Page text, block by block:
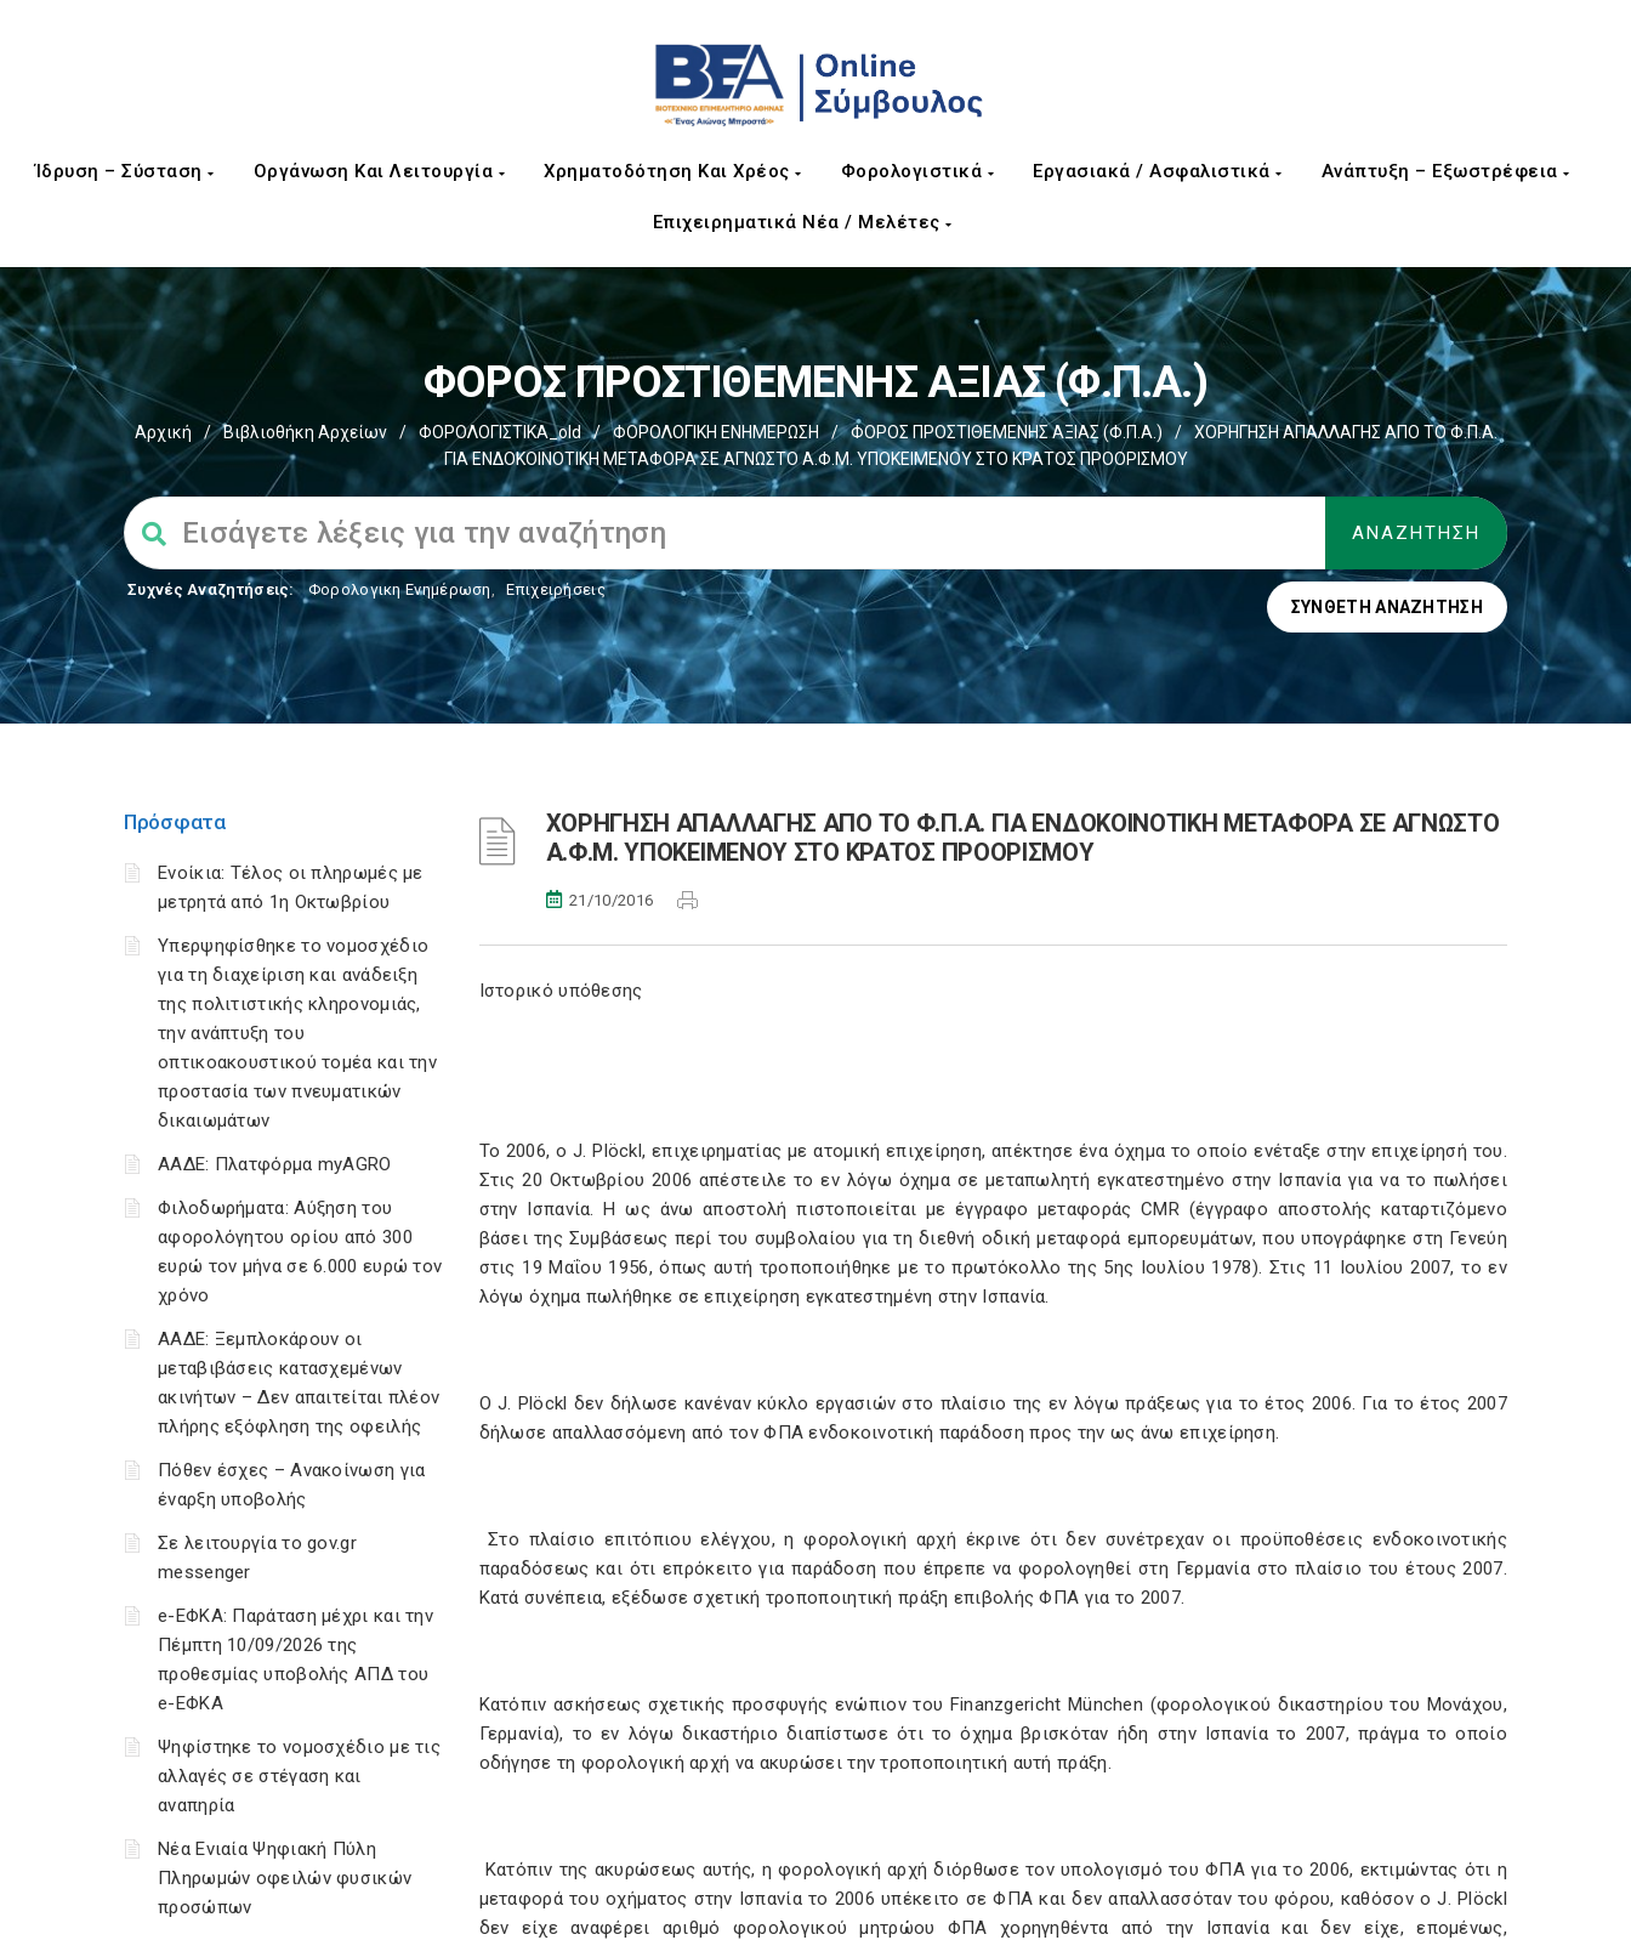
Ίδρυση – Σύσταση Οργάνωση Και Λειτουργία Χρηματοδότηση Και Χρέος Φορολογιστικά Εργασιακά / Ασφαλιστικά Ανάπτυξη – Εξωστρέφεια
Επιχειρηματικά Νέα / Μελέτες
ΦΟΡΟΣ ΠΡΟΣΤΙΘΕΜΕΝΗΣ ΑΞΙΑΣ (Φ.Π.Α.)
Αρχική / Βιβλιοθήκη Αρχείων / ΦΟΡΟΛΟΓΙΣΤΙΚΑ_old / ΦΟΡΟΛΟΓΙΚΗ ΕΝΗΜΕΡΩΣΗ / ΦΟΡΟΣ ΠΡΟΣΤΙΘΕΜΕΝΗΣ ΑΞΙΑΣ (Φ.Π.Α.) /
ΧΟΡΗΓΗΣΗ ΑΠΑΛΛΑΓΗΣ ΑΠΟ ΤΟ Φ.Π.Α.
ΓΙΑ ΕΝΔΟΚΟΙΝΟΤΙΚΗ ΜΕΤΑΦΟΡΑ ΣΕ ΑΓΝΩΣΤΟ Α.Φ.Μ. ΥΠΟΚΕΙΜΕΝΟΥ ΣΤΟ ΚΡΑΤΟΣ ΠΡΟΟΡΙΣΜΟΥ
Συχνές Αναζητήσεις: Φορολογικη Ενημέρωση, Επιχειρήσεις
ΣΎΝΘΕΤΗ ΑΝΑΖΉΤΗΣΗ
Πρόσφατα
Ενοίκια: Τέλος οι πληρωμές με
μετρητά από 1η Οκτωβρίου
Υπερψηφίσθηκε το νομοσχέδιο
για τη διαχείριση και ανάδειξη
της πολιτιστικής κληρονομιάς,
την ανάπτυξη του
οπτικοακουστικού τομέα και την
προστασία των πνευματικών
δικαιωμάτων
ΑΑΔΕ: Πλατφόρμα myAGRO
Φιλοδωρήματα: Αύξηση του
αφορολόγητου ορίου από 300
ευρώ τον μήνα σε 6.000 ευρώ τον
χρόνο
ΑΑΔΕ: Ξεμπλοκάρουν οι
μεταβιβάσεις κατασχεμένων
ακινήτων – Δεν απαιτείται πλέον
πλήρης εξόφληση της οφειλής
Πόθεν έσχες – Ανακοίνωση για
έναρξη υποβολής
Σε λειτουργία το gov.gr
messenger
e-ΕΦΚΑ: Παράταση μέχρι και την
Πέμπτη 10/09/2026 της
προθεσμίας υποβολής ΑΠΔ του
e-ΕΦΚΑ
Ψηφίστηκε το νομοσχέδιο με τις
αλλαγές σε στέγαση και
αναπηρία
Νέα Ενιαία Ψηφιακή Πύλη
Πληρωμών οφειλών φυσικών
προσώπων
ΧΟΡΗΓΗΣΗ ΑΠΑΛΛΑΓΗΣ ΑΠΟ ΤΟ Φ.Π.Α. ΓΙΑ ΕΝΔΟΚΟΙΝΟΤΙΚΗ ΜΕΤΑΦΟΡΑ ΣΕ ΑΓΝΩΣΤΟ
Α.Φ.Μ. ΥΠΟΚΕΙΜΕΝΟΥ ΣΤΟ ΚΡΑΤΟΣ ΠΡΟΟΡΙΣΜΟΥ
21/10/2016
Ιστορικό υπόθεσης
Το 2006, ο J. Plöckl, επιχειρηματίας με ατομική επιχείρηση, απέκτησε ένα όχημα το οποίο ενέταξε στην επιχείρησή του.
Στις 20 Οκτωβρίου 2006 απέστειλε το εν λόγω όχημα σε μεταπωλητή εγκατεστημένο στην Ισπανία για να το πωλήσει
στην Ισπανία. Η ως άνω αποστολή πιστοποιείται με έγγραφο μεταφοράς CMR (έγγραφο αποστολής καταρτιζόμενο
βάσει της Συμβάσεως περί του συμβολαίου για τη διεθνή οδική μεταφορά εμπορευμάτων, που υπογράφηκε στη Γενεύη
στις 19 Μαΐου 1956, όπως αυτή τροποποιήθηκε με το πρωτόκολλο της 5ης Ιουλίου 1978). Στις 11 Ιουλίου 2007, το εν
λόγω όχημα πωλήθηκε σε επιχείρηση εγκατεστημένη στην Ισπανία.
Ο J. Plöckl δεν δήλωσε κανέναν κύκλο εργασιών στο πλαίσιο της εν λόγω πράξεως για το έτος 2006. Για το έτος 2007
δήλωσε απαλλασσόμενη από τον ΦΠΑ ενδοκοινοτική παράδοση προς την ως άνω επιχείρηση.
Στο πλαίσιο επιτόπιου ελέγχου, η φορολογική αρχή έκρινε ότι δεν συνέτρεχαν οι προϋποθέσεις ενδοκοινοτικής
παραδόσεως και ότι επρόκειτο για παράδοση που έπρεπε να φορολογηθεί στη Γερμανία στο πλαίσιο του έτους 2007.
Κατά συνέπεια, εξέδωσε σχετική τροποποιητική πράξη επιβολής ΦΠΑ για το 2007.
Κατόπιν ασκήσεως σχετικής προσφυγής ενώπιον του Finanzgericht München (φορολογικού δικαστηρίου του Μονάχου,
Γερμανία), το εν λόγω δικαστήριο διαπίστωσε ότι το όχημα βρισκόταν ήδη στην Ισπανία το 2007, πράγμα το οποίο
οδήγησε τη φορολογική αρχή να ακυρώσει την τροποποιητική αυτή πράξη.
Κατόπιν της ακυρώσεως αυτής, η φορολογική αρχή διόρθωσε τον υπολογισμό του ΦΠΑ για το 2006, εκτιμώντας ότι η
μεταφορά του οχήματος στην Ισπανία το 2006 υπέκειτο σε ΦΠΑ και δεν απαλλασσόταν του φόρου, καθόσον ο J. Plöckl
δεν είχε αναφέρει αριθμό φορολογικού μητρώου ΦΠΑ χορηγηθέντα από την Ισπανία και δεν είχε, επομένως,